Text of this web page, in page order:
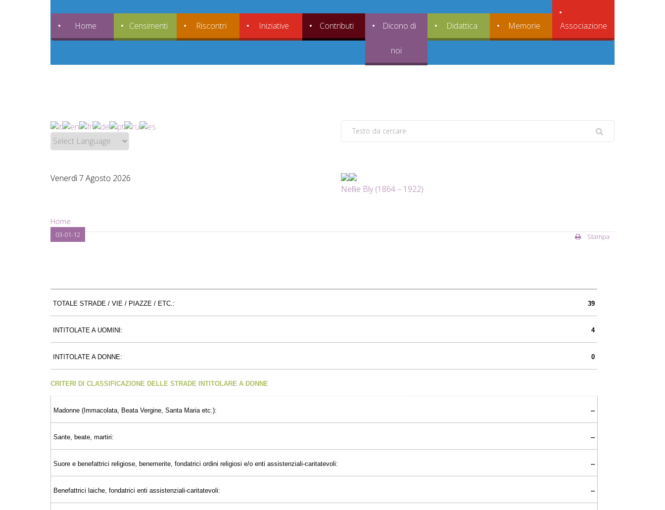
Home Censimenti Riscontri Iniziative Contributi Dicono di
noi
Didattica Memorie Associazione
Venerdì 7 Agosto 2026
Nellie Bly (1864 – 1922)
Home
03-01-12 Stampa
TOTALE STRADE / VIE / PIAZZE / ETC.: 39
INTITOLATE A UOMINI: 4
INTITOLATE A DONNE: 0
CRITERI DI CLASSIFICAZIONE DELLE STRADE INTITOLARE A DONNE
Madonne (Immacolata, Beata Vergine, Santa Maria etc.): --
Sante, beate, martiri: --
Suore e benefattrici religiose, benemerite, fondatrici ordini religiosi e/o enti assistenziali-caritatevoli: --
Benefattrici laiche, fondatrici enti assistenziali-caritatevoli: --